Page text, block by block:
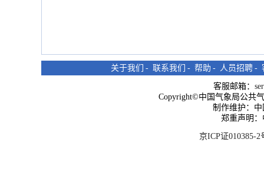
关于我们 - 联系我们 - 帮助 - 人员招聘 -
客服邮箱：
Copyright©中国气象局公共
制作维护：
郑重声明
京ICP证010385-2